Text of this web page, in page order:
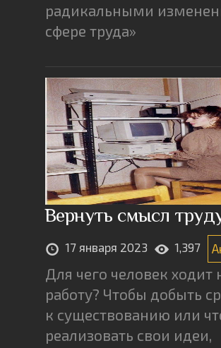
радикальными
сфере труда»
Вернуть смысл
17 января 2023 1,397
Для чего человек ходит
работу? Чтобы добыть
к существованию или
реализовать свои идеи,